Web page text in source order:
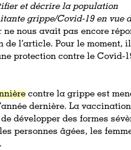
et décrire la population
grippe/Covid-19 en vue
ne nous avait pas encore
de l’article. Pour le moment, il
protection contre le Covid-
contre la grippe est
dernière. La
développer des formes
personnes âgées, les